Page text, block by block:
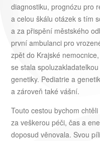
diagnostiku, prognózu pro
a celou škálu otázek s tím
a za přispění městského
první ambulanci pro
zpět do Krajské
se stala
genetiky. Pediatrie a
a zároveň také vášní.
Touto cestou bychom
za veškerou péči, čas a
doposud věnovala. Svou